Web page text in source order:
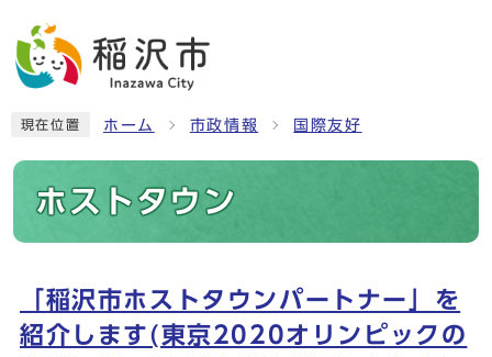
現在位置 ホーム 市政情報 国際友好
ホストタウン
メインメニュー
「稲沢市ホストタウンパートナー」を
紹介します(東京2020オリンピックの